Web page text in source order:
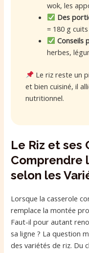
wok, les
Des
= 180 g
Conseils
herbes,
Le riz reste un
et bien cuisiné, il
nutritionnel.
Le Riz et ses
Comprendre
selon les
Lorsque la casserole
remplace la montée
Faut-il pour autant
sa ligne ? La question
des variétés de riz. Du